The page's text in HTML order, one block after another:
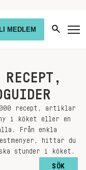
MEDLEM
recept, artiklar
ny i köket eller en
Från enkla
hittar du
stunder i köket.